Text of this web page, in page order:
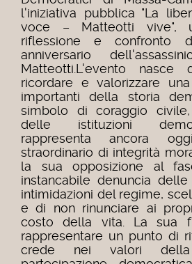
l'iniziativa pubblica "La
voce – Matteotti vive",
riflessione e confronto
anniversario
Matteotti.L'evento
ricordare e valorizzare
importanti della storia
simbolo di coraggio
delle istituzioni
rappresenta ancora
straordinario di integrità
la sua opposizione al
instancabile denuncia
intimidazioni del regime,
e di non rinunciare ai
costo della vita. La sua
rappresentare un punto di
crede nei valori